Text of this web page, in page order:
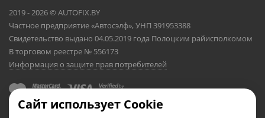
2019 - 2026 © AUTOFIX.BY
Частное предприятие «Автосэлф», УНП 391953388
Свидетельство выдано 04.05.2019 года Полоцким райисполкомом
В торговом реестре № 556173
Информация о защите прав потребителей
Сайт использует Cookie